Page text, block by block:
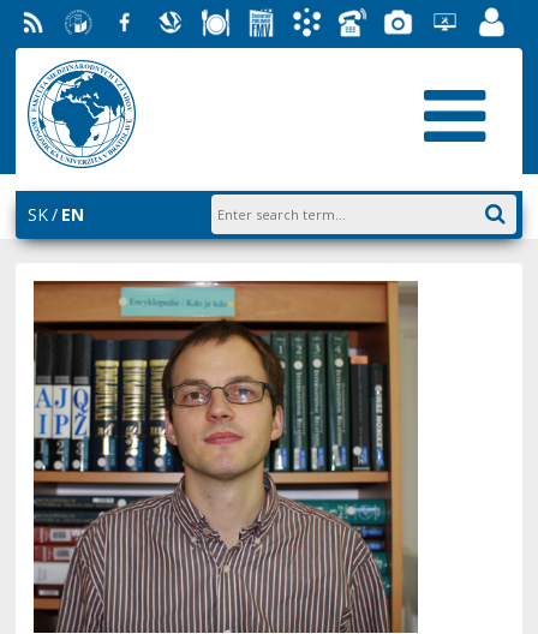
RSS University
of
Economics
in
Bratislava
Facebook
SlovakDiningStudentAcademic
PhoneGalleryHelpdesk
EUBAPortal
SK EN